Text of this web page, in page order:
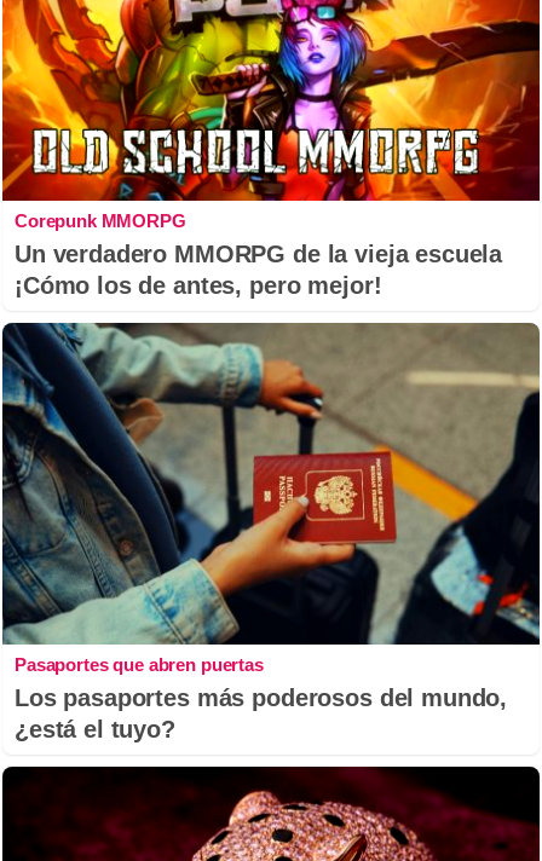
Corepunk MMORPG
Un verdadero MMORPG de la vieja escuela
¡Cómo los de antes, pero mejor!
Pasaportes que abren puertas
Los pasaportes más poderosos del mundo,
¿está el tuyo?